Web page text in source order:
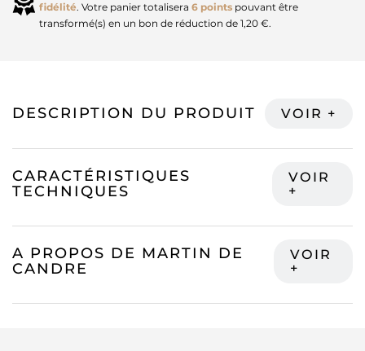
fidélité. Votre panier totalisera 6 points pouvant être
transformé(s) en un bon de réduction de 1,20 €.
DESCRIPTION DU PRODUIT
CARACTÉRISTIQUES
TECHNIQUES
A PROPOS DE MARTIN DE
CANDRE